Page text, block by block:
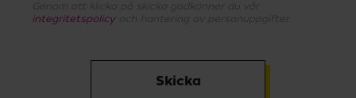
Genom att klicka på skicka godkänner du vår
integritetspolicyoch hantering av personuppgifter.
Skicka